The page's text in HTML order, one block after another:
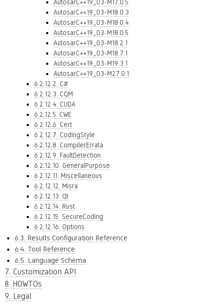
AutosarC++19_03-M17.0.5
AutosarC++19_03-M18.0.3
AutosarC++19_03-M18.0.4
AutosarC++19_03-M18.0.5
AutosarC++19_03-M18.2.1
AutosarC++19_03-M18.7.1
AutosarC++19_03-M19.3.1
AutosarC++19_03-M27.0.1
6.2.12.2. C#
6.2.12.3. CQM
6.2.12.4. CUDA
6.2.12.5. CWE
6.2.12.6. Cert
6.2.12.7. CodingStyle
6.2.12.8. CompilerErrata
6.2.12.9. FaultDetection
6.2.12.10. GeneralPurpose
6.2.12.11. Miscellaneous
6.2.12.12. Misra
6.2.12.13. Qt
6.2.12.14. Rust
6.2.12.15. SecureCoding
6.2.12.16. Options
6.3. Results Configuration Reference
6.4. Tool Reference
6.5. Language Schema
7. Customization API
8. HOWTOs
9. Legal